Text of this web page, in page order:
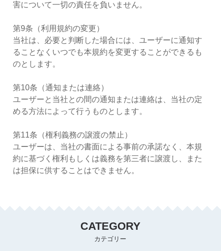
害について一切の責任を負いません。
第9条（利用規約の変更）
当社は、必要と判断した場合には、ユーザーに通知す
ることなくいつでも本規約を変更することができるも
のとします。
第10条（通知または連絡）
ユーザーと当社との間の通知または連絡は、当社の定
める方法によって行うものとします。
第11条（権利義務の譲渡の禁止）
ユーザーは、当社の書面による事前の承諾なく、本規
約に基づく権利もしくは義務を第三者に譲渡し、また
は担保に供することはできません。
CATEGORY
カテゴリー